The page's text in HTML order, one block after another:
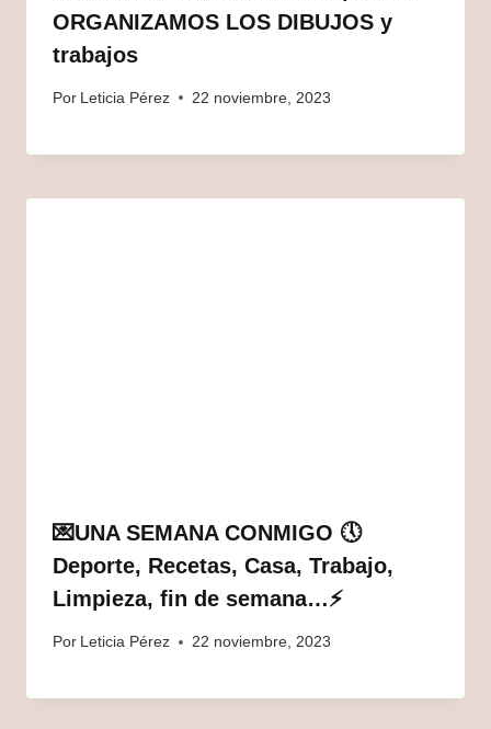
ORGANIZAMOS LOS DIBUJOS y
trabajos
Por Leticia Pérez 22 noviembre, 2023
💌UNA SEMANA CONMIGO 🕔
Deporte, Recetas, Casa, Trabajo,
Limpieza, fin de semana…⚡
Por Leticia Pérez 22 noviembre, 2023